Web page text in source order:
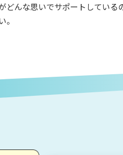
どんな思いでサポートしている
。